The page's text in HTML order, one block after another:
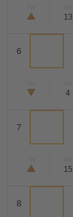
13
6
4
7
15
8